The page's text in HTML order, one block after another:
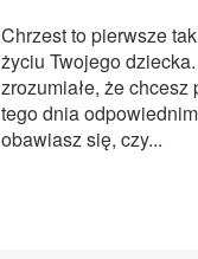
Chrzest to pierwsze
życiu Twojego
zrozumiałe, że
tego dnia
obawiasz się, czy...